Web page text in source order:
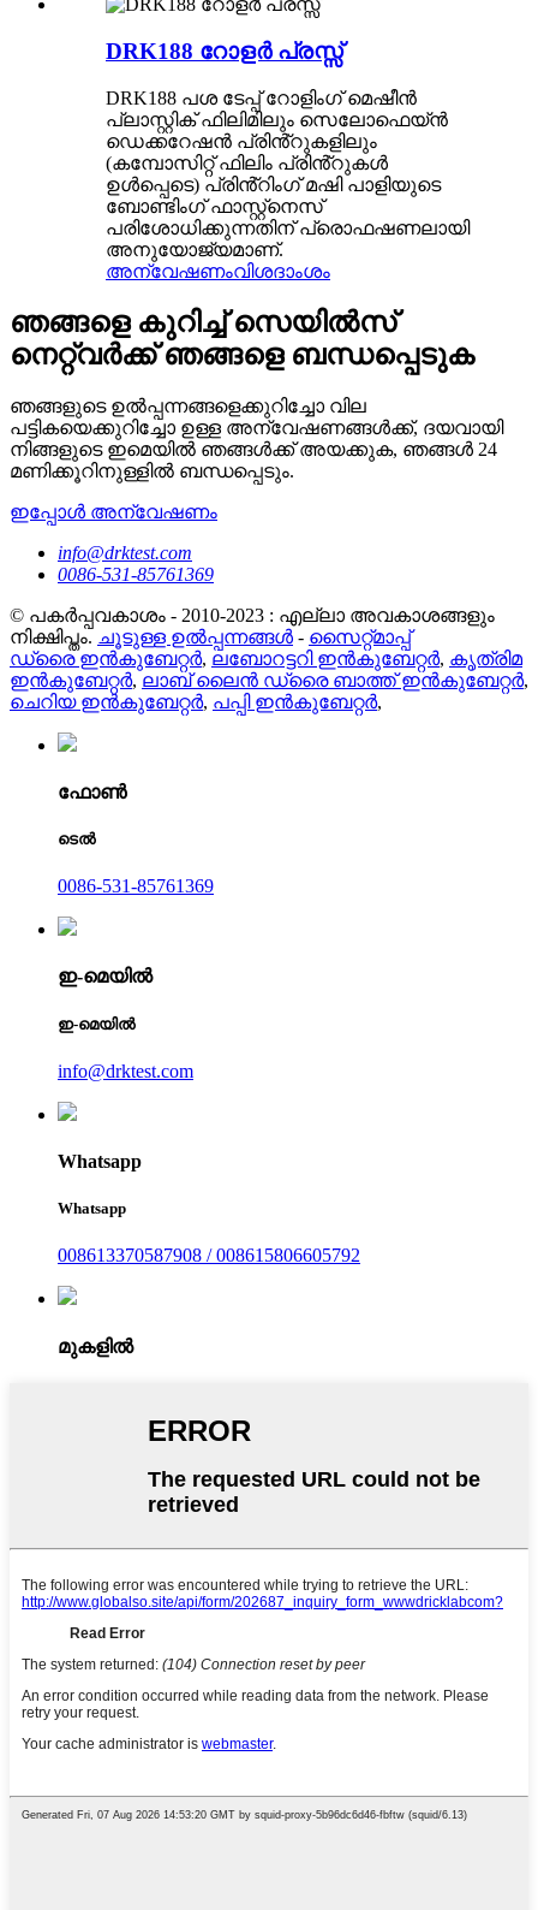
DRK188 റോളർ പ്രസ്സ്
DRK188 പശ ടേപ്പ് റോളിംഗ് മെഷീൻ
പ്ലാസ്റ്റിക് ഫിലിമിലും സെലോഫെയ്ൻ
ഡെക്കറേഷൻ പ്രിൻ്റുകളിലും
(കമ്പോസിറ്റ് ഫിലിം പ്രിൻ്റുകൾ
ഉൾപ്പെടെ) പ്രിൻ്റിംഗ് മഷി പാളിയുടെ
ബോണ്ടിംഗ് ഫാസ്റ്റ്നെസ്
പരിശോധിക്കുന്നതിന് പ്രൊഫഷണലായി
അനുയോജ്യമാണ്.
അന്വേഷണംവിശദാംശം
ഞങ്ങളെ കുറിച്ച് സെയിൽസ്
നെറ്റ്‌വർക്ക് ഞങ്ങളെ ബന്ധപ്പെടുക
ഞങ്ങളുടെ ഉൽപ്പന്നങ്ങളെക്കുറിച്ചോ വില
പട്ടികയെക്കുറിച്ചോ ഉള്ള അന്വേഷണങ്ങൾക്ക്, ദയവായി
നിങ്ങളുടെ ഇമെയിൽ ഞങ്ങൾക്ക് അയക്കുക, ഞങ്ങൾ 24
മണിക്കൂറിനുള്ളിൽ ബന്ധപ്പെടും.
ഇപ്പോൾ അന്വേഷണം
info@drktest.com
0086-531-85761369
© പകർപ്പവകാശം - 2010-2023 : എല്ലാ അവകാശങ്ങളും
നിക്ഷിപ്തം. ചൂടുള്ള ഉൽപ്പന്നങ്ങൾ - സൈറ്റ്മാപ്പ്
ഡ്രൈ ഇൻകുബേറ്റർ, ലബോറട്ടറി ഇൻകുബേറ്റർ, കൃത്രിമ
ഇൻകുബേറ്റർ, ലാബ് ലൈൻ ഡ്രൈ ബാത്ത് ഇൻകുബേറ്റർ,
ചെറിയ ഇൻകുബേറ്റർ, പപ്പി ഇൻകുബേറ്റർ,
ഫോൺ
ടെൽ
0086-531-85761369
ഇ-മെയിൽ
ഇ-മെയിൽ
info@drktest.com
Whatsapp
Whatsapp
008613370587908 / 008615806605792
മുകളിൽ